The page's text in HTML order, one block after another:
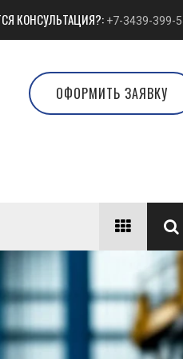
КОНСУЛЬТАЦИЯ?: +7-3439-399-
ОФОРМИТЬ ЗАЯВКУ